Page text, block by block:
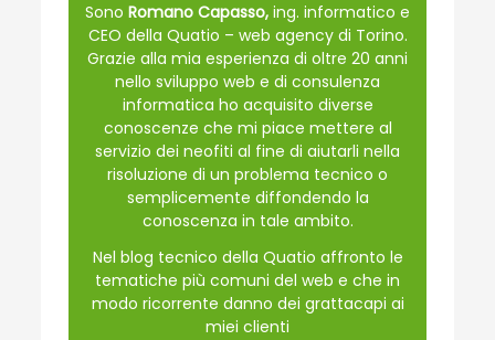
Sono Romano Capasso, ing. informatico e
CEO della Quatio – web agency di Torino.
Grazie alla mia esperienza di oltre 20 anni
nello sviluppo web e di consulenza
informatica ho acquisito diverse
conoscenze che mi piace mettere al
servizio dei neofiti al fine di aiutarli nella
risoluzione di un problema tecnico o
semplicemente diffondendo la
conoscenza in tale ambito.
Nel blog tecnico della Quatio affronto le
tematiche più comuni del web e che in
modo ricorrente danno dei grattacapi ai
miei clienti